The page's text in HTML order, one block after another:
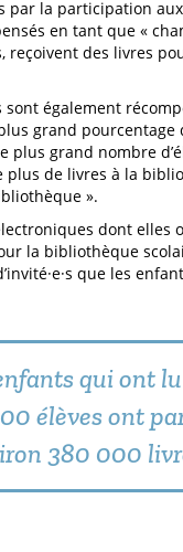
la participation
en tant que «
reçoivent des livres
également
grand pourcentage
plus grand nombre
plus de livres à la
».
dont elles
la bibliothèque
que les
qui ont
élèves ont
380 000